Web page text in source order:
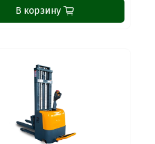
В корзину